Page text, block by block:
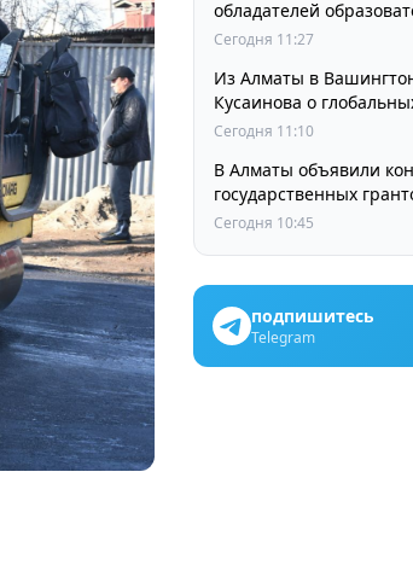
обладателей
Сегодня 11:27
Из Алматы в
Кусаинова о
будущем
Сегодня 11:10
В Алматы объявили
государственных
Сегодня 10:45
подпишитесь
Telegram